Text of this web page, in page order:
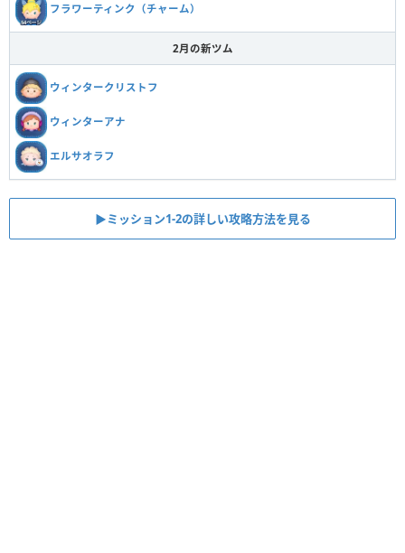
フラワーティンク（チャーム）
2月の新ツム
ウィンタークリストフ
ウィンターアナ
エルサオラフ
▶︎ミッション1-2の詳しい攻略方法を見る